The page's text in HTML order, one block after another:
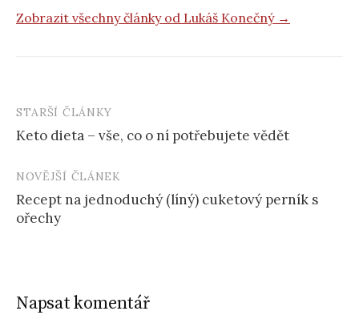
Zobrazit všechny články od Lukáš Konečný →
Post
navigation
STARŠÍ ČLÁNKY
Keto dieta – vše, co o ní potřebujete vědět
NOVĚJŠÍ ČLÁNEK
Recept na jednoduchý (líný) cuketový perník s
ořechy
Napsat komentář